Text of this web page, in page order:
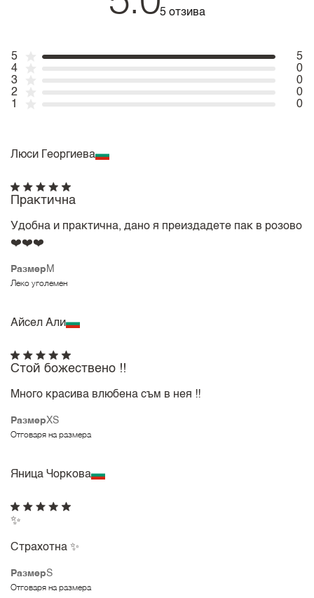
5 отзива
5
5
4
0
3
0
2
0
1
0
Люси Георгиева
Размер M
Леко уголемен
Практична
Удобна и практична, дано я преиздадете пак в розово
❤️❤️❤️
Айсел Али
РазмерXS
Отговаря на размера
Стой божествено !!
Много красива влюбена съм в нея !!
Яница Чоркова
РазмерS
Отговаря на размера
✨
Страхотна ✨